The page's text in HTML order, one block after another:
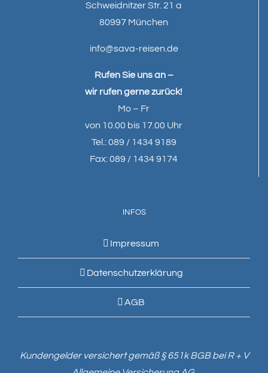
Schweidnitzer Str. 21 a
80997 München
info@sava-reisen.de
Rufen Sie uns an –
wir rufen gerne zurück!
Mo – Fr
von 10.00 bis 17.00 Uhr
Tel.: 089 / 1434 9189
Fax: 089 / 1434 9174
INFOS
Impressum
Datenschutzerklärung
AGB
Kundengelder versichert gemäß § 651k BGB bei R + V